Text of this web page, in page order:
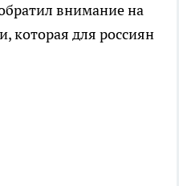
внимание на
которая для россиян